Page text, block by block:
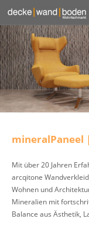
Mit über 20 Jahren
arcqitone
Wohnen und
Mineralien mit
Balance aus Ästhetik,